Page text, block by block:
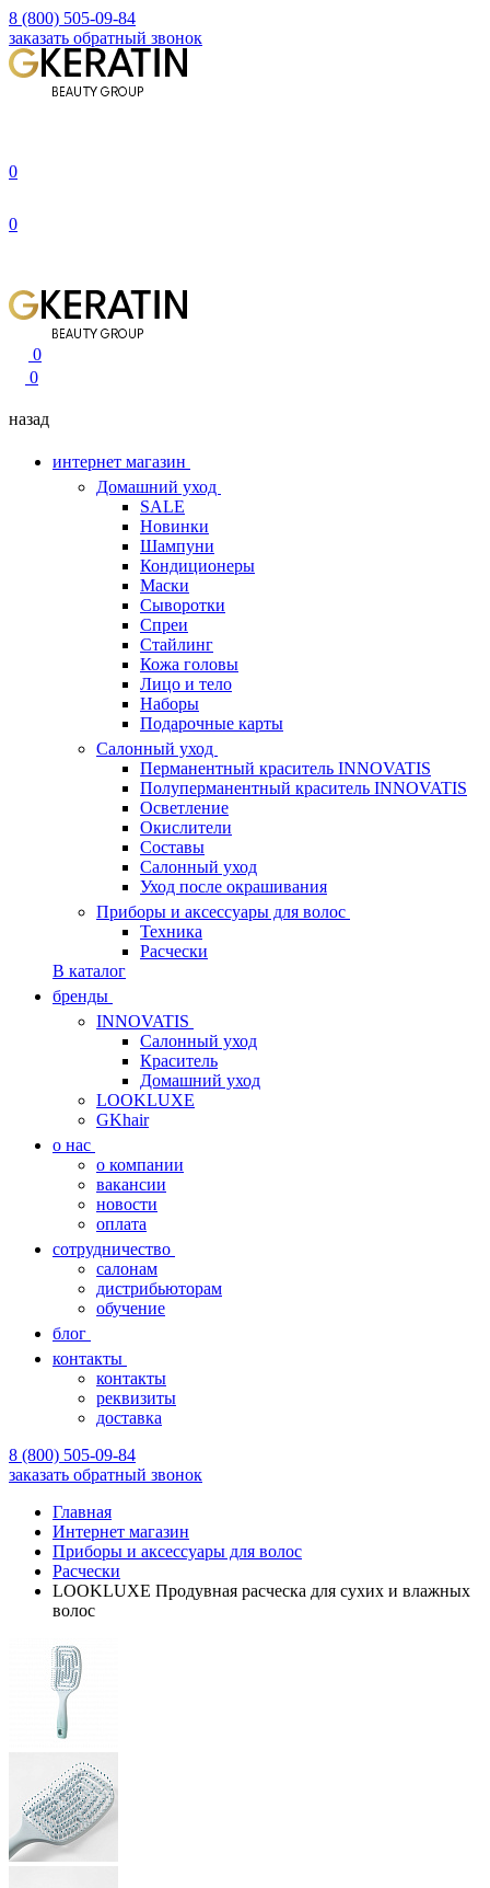
8 (800) 505-09-84
заказать обратный звонок
0
0
0
0
назад
интернет магазин
Домашний уход
SALE
Новинки
Шампуни
Кондиционеры
Маски
Сыворотки
Спреи
Стайлинг
Кожа головы
Лицо и тело
Наборы
Подарочные карты
Салонный уход
Перманентный краситель INNOVATIS
Полуперманентный краситель INNOVATIS
Осветление
Окислители
Составы
Салонный уход
Уход после окрашивания
Приборы и аксессуары для волос
Техника
Расчески
В каталог
бренды
INNOVATIS
Cалонный уход
Краситель
Домашний уход
LOOKLUXE
GKhair
о нас
о компании
вакансии
новости
оплата
сотрудничество
салонам
дистрибьюторам
обучение
блог
контакты
контакты
реквизиты
доставка
8 (800) 505-09-84
заказать обратный звонок
Главная
Интернет магазин
Приборы и аксессуары для волос
Расчески
LOOKLUXE Продувная расческа для сухих и влажных
волос